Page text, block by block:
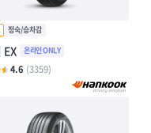
EX
4.6 (3359)